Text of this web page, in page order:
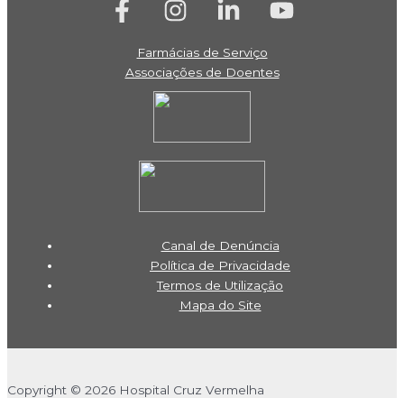
Farmácias de Serviço
Associações de Doentes
Canal de Denúncia
Política de Privacidade
Termos de Utilização
Mapa do Site
Copyright © 2026 Hospital Cruz Vermelha